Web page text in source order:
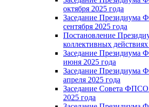
октября 2025 года
Заседание
сентября 2025 года
Постановление
коллективных
Заседание
июня 2025 года
Заседание
апреля 2025 года
Заседание Совета
2025 года